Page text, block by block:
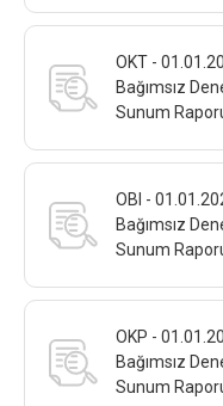
OKT -
Bağımsız
Sunum
OBI -
Bağımsız
Sunum
OKP -
Bağımsız
Sunum